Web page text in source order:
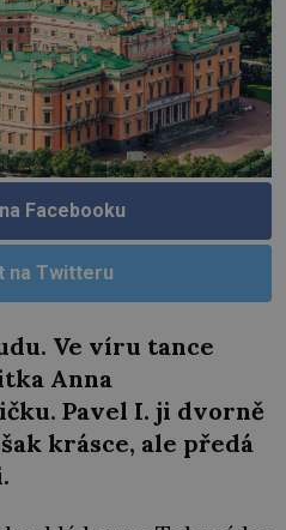
Facebooku
na Twitteru
Ve víru tance
Anna
Pavel I. ji dvorně
krásce, ale předá